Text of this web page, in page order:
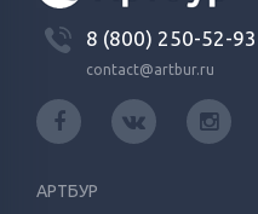
8 (800) 250-52-93
contact@artbur.ru
АРТБУР